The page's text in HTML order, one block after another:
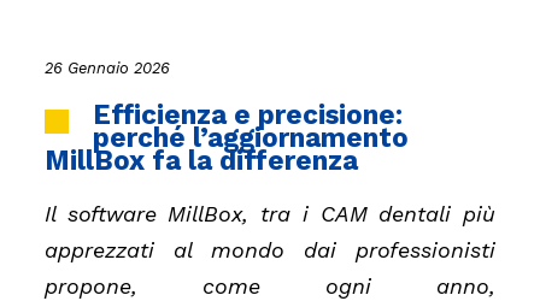
26 Gennaio 2026
Efficienza e precisione:
perché l’aggiornamento
MillBox fa la differenza
Il software MillBox, tra i CAM dentali più
apprezzati al mondo dai professionisti
propone, come ogni anno,